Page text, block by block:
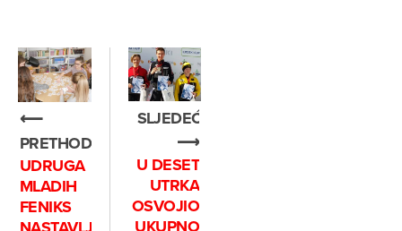
⟵
PRETHODNO
UDRUGA
MLADIH
FENIKS
SLJEDEĆE
⟶
U DESET
UTRKA
OSVOJIO